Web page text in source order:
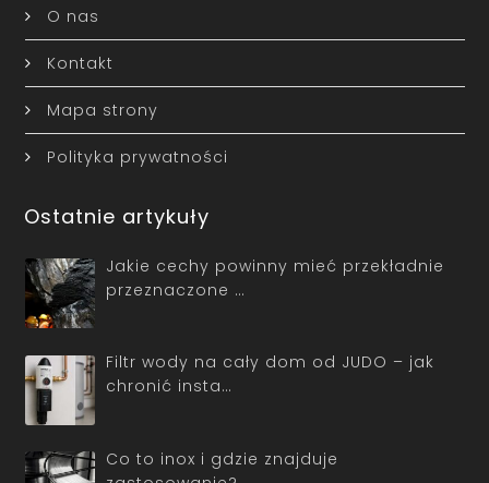
O nas
Kontakt
Mapa strony
Polityka prywatności
Ostatnie artykuły
Jakie cechy powinny mieć przekładnie
przeznaczone …
Filtr wody na cały dom od JUDO – jak
chronić insta…
Co to inox i gdzie znajduje